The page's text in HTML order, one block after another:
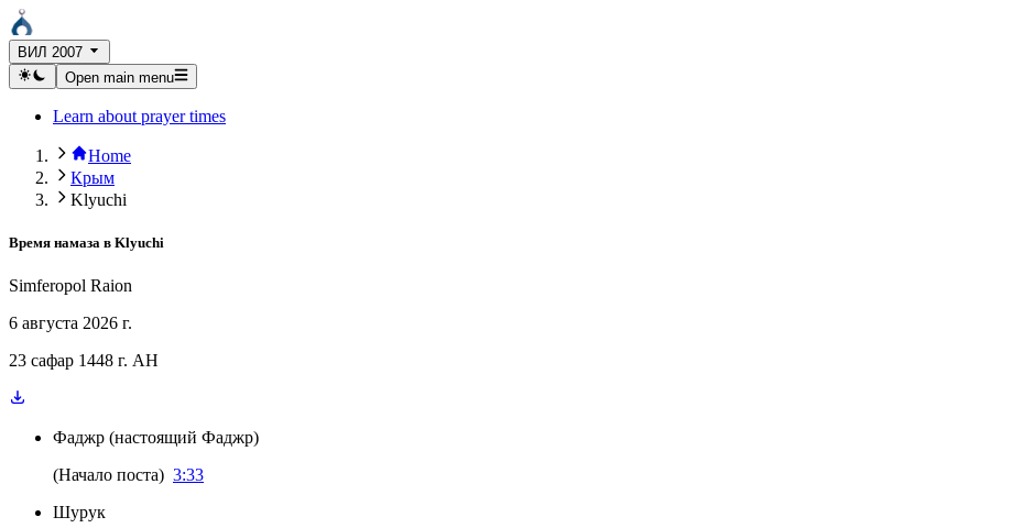
ВИЛ 2007
Open main menu
Learn about prayer times
Home
Крым
Klyuchi
Время намаза в Klyuchi
Simferopol Raion
6 августа 2026 г.
23 сафар 1448 г. AH
Фаджр (настоящий Фаджр)
(Начало поста) 3:33
Шурук